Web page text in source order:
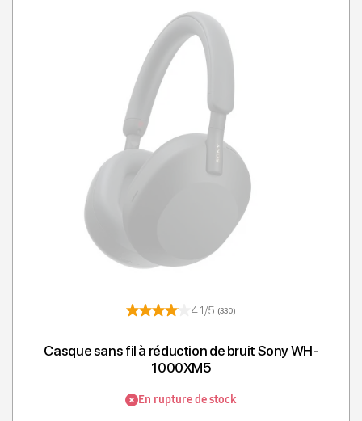
4.1/5 (330)
Casque sans fil à réduction de bruit Sony WH-
1000XM5
En rupture de stock